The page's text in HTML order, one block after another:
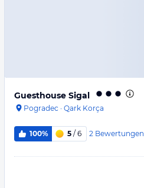
Guesthouse Sigal
Pogradec · Qark Korça
100% 5 / 6 2 Bewertungen